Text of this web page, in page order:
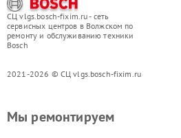
СЦ vlgs.bosch-fixim.ru - сеть
сервисных центров в Волжском по
ремонту и обслуживанию техники
Bosch
2021-2026 © СЦ vlgs.bosch-fixim.ru
Мы ремонтируем